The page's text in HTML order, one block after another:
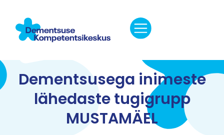
Dementsusega inimeste
lähedaste tugigrupp
MUSTAMÄEL